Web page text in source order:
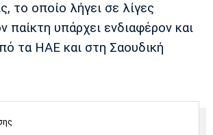
Τσέλσι Άρσεναλ
Μάντσεστερ
Γιουβέντους
το οποίο λήγει σε λίγες
παίκτη υπάρχει ενδιαφέρον και
τα ΗΑΕ και στη Σαουδική